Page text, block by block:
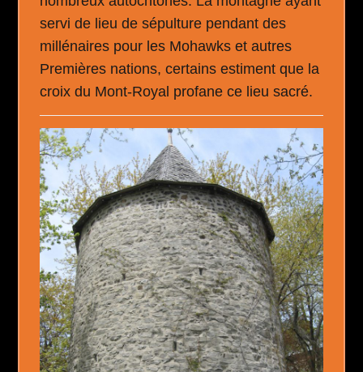
servi de lieu de sépulture pendant des
millénaires pour les Mohawks et autres
Premières nations, certains estiment que la
croix du Mont-Royal profane ce lieu sacré.